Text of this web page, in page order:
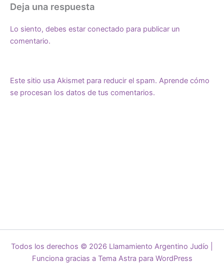
Deja una respuesta
Lo siento, debes estar conectado para publicar un
comentario.
Este sitio usa Akismet para reducir el spam. Aprende cómo
se procesan los datos de tus comentarios.
Todos los derechos © 2026 Llamamiento Argentino Judío |
Funciona gracias a Tema Astra para WordPress